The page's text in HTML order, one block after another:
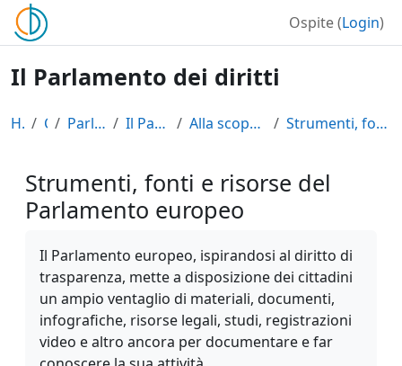
Vai al contenuto principale
Ospite (Login)
Il Parlamento dei diritti
Home Corsi Parlamento Europeo Il Parlamento dei diritti Alla scoperta del PE e delle sue risorse Strumenti, fonti e risorse del Parlamento europeo
Strumenti, fonti e risorse del
Parlamento europeo
Il Parlamento europeo, ispirandosi al diritto di
trasparenza, mette a disposizione dei cittadini
un ampio ventaglio di materiali, documenti,
infografiche, risorse legali, studi, registrazioni
video e altro ancora per documentare e far